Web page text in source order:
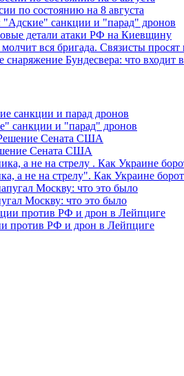
по состоянию на 8 августа
"Адские" санкции и "парад" дронов
детали атаки РФ на Киевщину
молчит вся бригада. Связисты
Бундесвера: что входит
санкции и "парад" дронов
Сената США
а не на стрелу". Как Украине
Москву: что это было
против РФ и дрон в Лейпциге